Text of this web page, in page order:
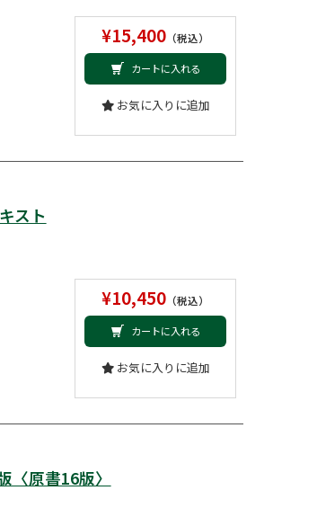
¥15,400 （税込）
カートに入れる
お気に入りに追加
スト
¥10,450 （税込）
カートに入れる
お気に入りに追加
原書16版〉